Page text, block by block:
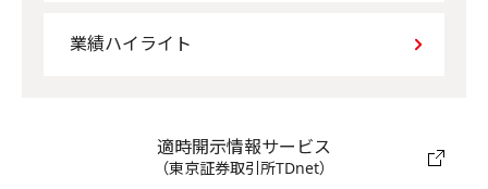
業績ハイライト
適時開示情報サービス
（東京証券取引所TDnet）